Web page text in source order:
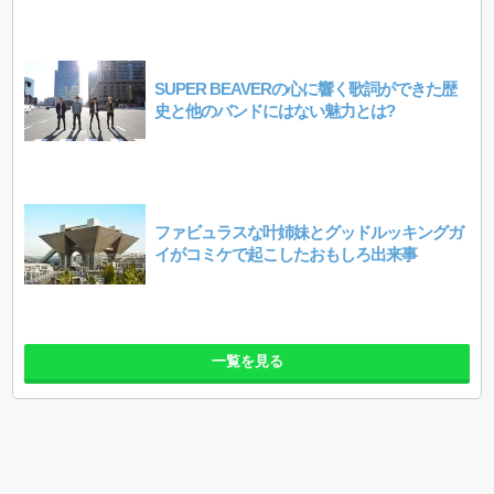
SUPER BEAVERの心に響く歌詞ができた歴
史と他のバンドにはない魅力とは?
ファビュラスな叶姉妹とグッドルッキングガ
イがコミケで起こしたおもしろ出来事
一覧を見る